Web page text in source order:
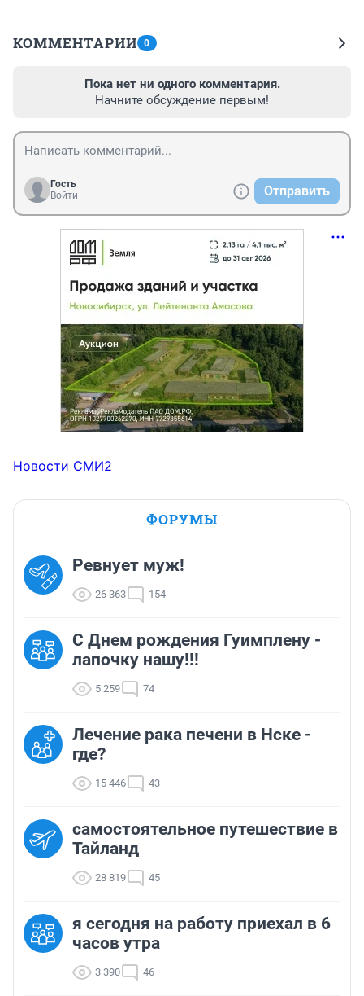
КОММЕНТАРИИ 0
Пока нет ни одного комментария.
Начните обсуждение первым!
Гость
Войти
Отправить
Новости СМИ2
ФОРУМЫ
Ревнует муж!
26 363 154
С Днем рождения Гуимплену -
лапочку нашу!!!
5 259 74
Лечение рака печени в Нске -
где?
15 446 43
самостоятельное путешествие в
Тайланд
28 819 45
я сегодня на работу приехал в 6
часов утра
3 390 46